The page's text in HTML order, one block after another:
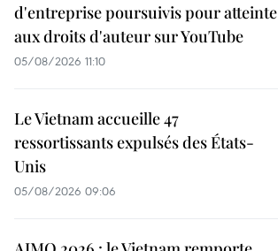
d'entreprise poursuivis pour atteinte
aux droits d'auteur sur YouTube
05/08/2026 11:10
Le Vietnam accueille 47
ressortissants expulsés des États-
Unis
05/08/2026 09:06